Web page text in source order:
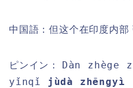
中国語：但这个在印度内部
ピンイン： Dàn zhège
yǐnqǐ
jùdà zhēngyì